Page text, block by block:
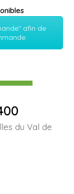
afin de
du Val de